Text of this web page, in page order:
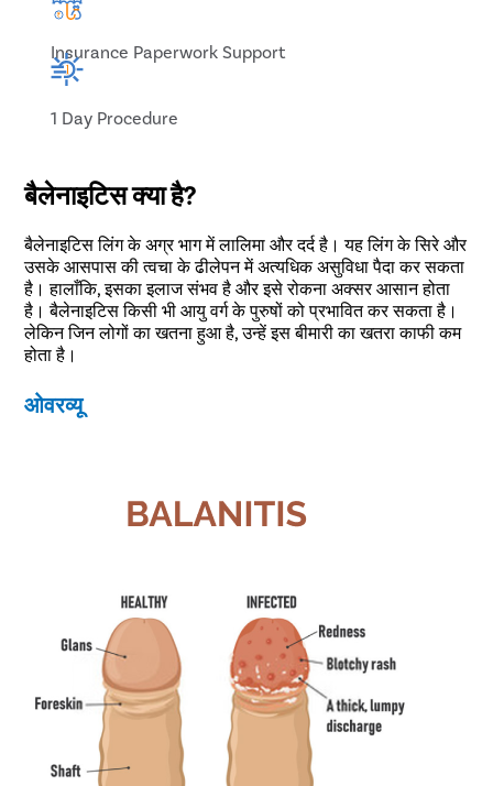
Insurance Paperwork Support
1 Day Procedure
बैलेनाइटिस क्या है?
बैलेनाइटिस लिंग के अग्र भाग में लालिमा और दर्द है। यह लिंग के सिरे और
उसके आसपास की त्वचा के ढीलेपन में अत्यधिक असुविधा पैदा कर सकता
है। हालाँकि, इसका इलाज संभव है और इसे रोकना अक्सर आसान होता
है। बैलेनाइटिस किसी भी आयु वर्ग के पुरुषों को प्रभावित कर सकता है।
लेकिन जिन लोगों का खतना हुआ है, उन्हें इस बीमारी का खतरा काफी कम
होता है।
ओवरव्यू